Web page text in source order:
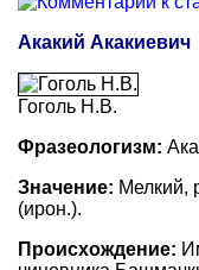
Акакий Акакиевич
Гоголь Н.В.
Фразеологизм:
Значение: Мелкий,
(ирон.).
Происхождение: